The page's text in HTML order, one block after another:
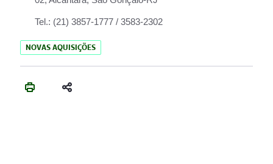
Tel.: (21) 3857-1777 / 3583-2302
NOVAS AQUISIÇÕES